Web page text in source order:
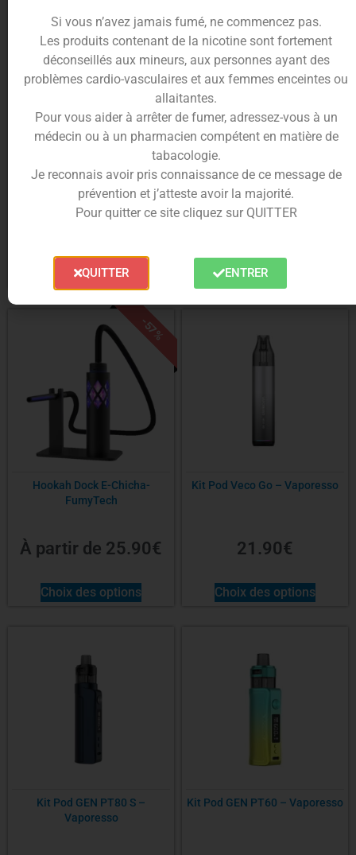
-30%
Kit Pod XROS 5 Mini –
Vaporesso
Choix des options
-38%
Kit Vibe SE – Vaporesso
Choix des options
-57%
Hookah Dock E-Chicha-
FumyTech
À partir de 25.90€
Choix des options
Kit Pod Veco Go – Vaporesso
21.90€
Choix des options
Kit Pod GEN PT80 S –
Vaporesso
Kit Pod GEN PT60 – Vaporesso
Si vous n’avez jamais fumé, ne commencez pas.
Les produits contenant de la nicotine sont fortement
déconseillés aux mineurs, aux personnes ayant des
problèmes cardio-vasculaires et aux femmes enceintes ou
allaitantes.
Pour vous aider à arrêter de fumer, adressez-vous à un
médecin ou à un pharmacien compétent en matière de
tabacologie.
Je reconnais avoir pris connaissance de ce message de
prévention et j’atteste avoir la majorité.
Pour quitter ce site cliquez sur QUITTER
QUITTER ENTRER